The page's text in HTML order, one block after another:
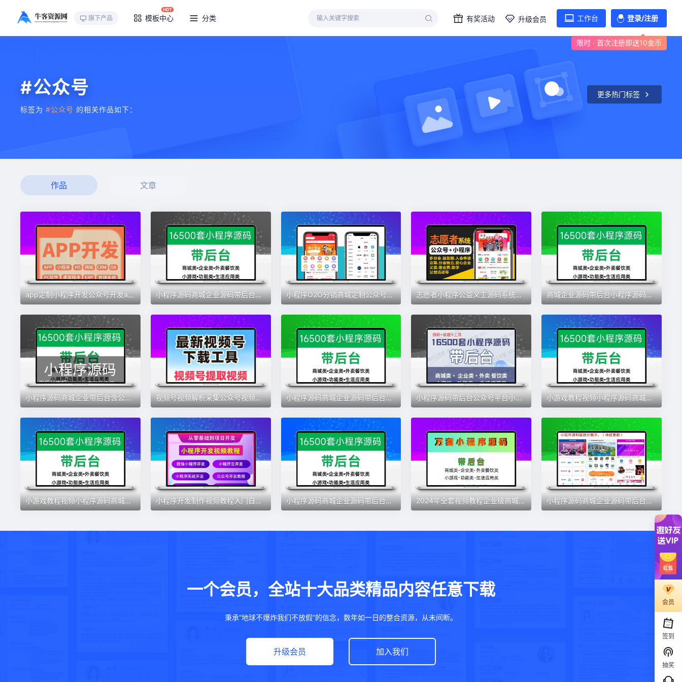
旗下产品 模板中心 分类 有奖活动 升级会员 工作台 登录/注册
限时 · 首次注册即送10金币
#公众号
标签为 #公众号 的相关作品如下：
更多热门标签
作品 文章
app定制小程序开发公众号开发app开发小程序定制商城模板 小程序源码商城企业源码带后台公众号平台小游戏教程视频 小程序O2O分销商城定制公众号开发外卖跑腿餐饮水果电器APP源码 志愿者小程序公益义工源码系统社团协会官网公众号组织定制 商城企业源码带后台小程序源码带后台公众号平台小游戏教程视频
小程序源码商城企业带后台含公众号平台小游戏教程含视频资料 视频号视频解析采集公众号视频解析采集提取一键高清提取素材教程 小程序源码商城企业源码带后台公众号平台小游戏教程视频2024更新 小程序源码带后台公众号平台小游戏教程视频商城企业源码 小游戏教程视频小程序源码商城企业源码带后台公众号平台电子资料
小游戏教程视频小程序源码商城企业源码带后台公众号平台电子资料 小程序开发制作视频教程入门自学商城源码带后台公众号小游戏课程 小程序源码商城企业源码带后台公众号平台小游戏教程视频 2024年全套视频教程企业级商城源码小程序后台公众号平台小游戏 小程序源码商城企业源码带后台公众号平台小游戏教程视频
一个会员，全站十大品类精品内容任意下载
秉承“地球不爆炸我们不放假”的信念，数年如一日的整合资源，从未间断。
升级会员 加入我们
会员
签到
抽奖